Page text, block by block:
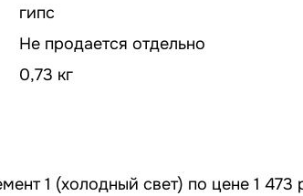
гипс
Не продается отдельно
0,73 кг
1 (холодный свет) по цене 1